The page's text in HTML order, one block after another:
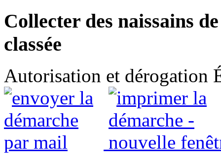
Collecter des naissains
classée
Autorisation et dérogation